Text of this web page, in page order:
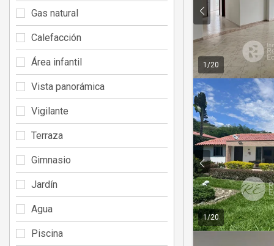
1 /20
1/20
Gas natural
Calefacción
Área infantil
Vista panorámica
Vigilante
Terraza
Gimnasio
Jardín
Agua
Piscina